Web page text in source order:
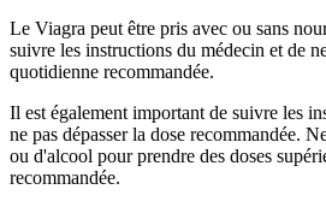
Le Viagra peut être pris avec ou sans
suivre les instructions du médecin et de
quotidienne recommandée.
Il est également important de suivre les
ne pas dépasser la dose recommandée.
ou d'alcool pour prendre des doses
recommandée.